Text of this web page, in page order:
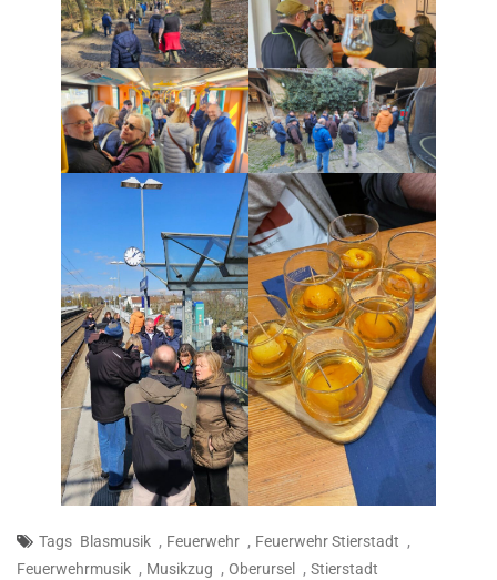
Tags Blasmusik , Feuerwehr , Feuerwehr Stierstadt ,
Feuerwehrmusik , Musikzug , Oberursel , Stierstadt